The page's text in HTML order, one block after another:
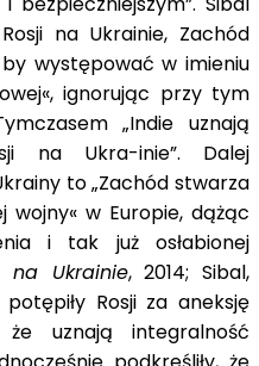
na Ukrainie, Zachód
występować w imieniu
ignorując przy tym
„Indie uznają
na Ukra-inie”. Dalej
to „Zachód stwarza
wojny« w Europie, dążąc
i tak już osłabionej
na Ukrainie, 2014; Sibal,
Rosji za aneksję
że uznają integralność